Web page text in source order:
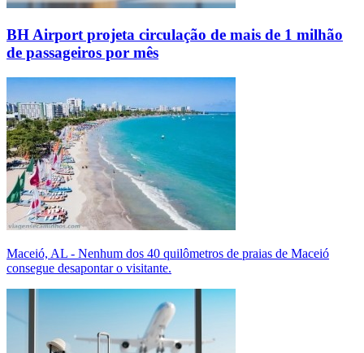
BH Airport projeta circulação de mais de 1 milhão
de passageiros por mês
Maceió, AL - Nenhum dos 40 quilômetros de praias de Maceió
consegue desapontar o visitante.